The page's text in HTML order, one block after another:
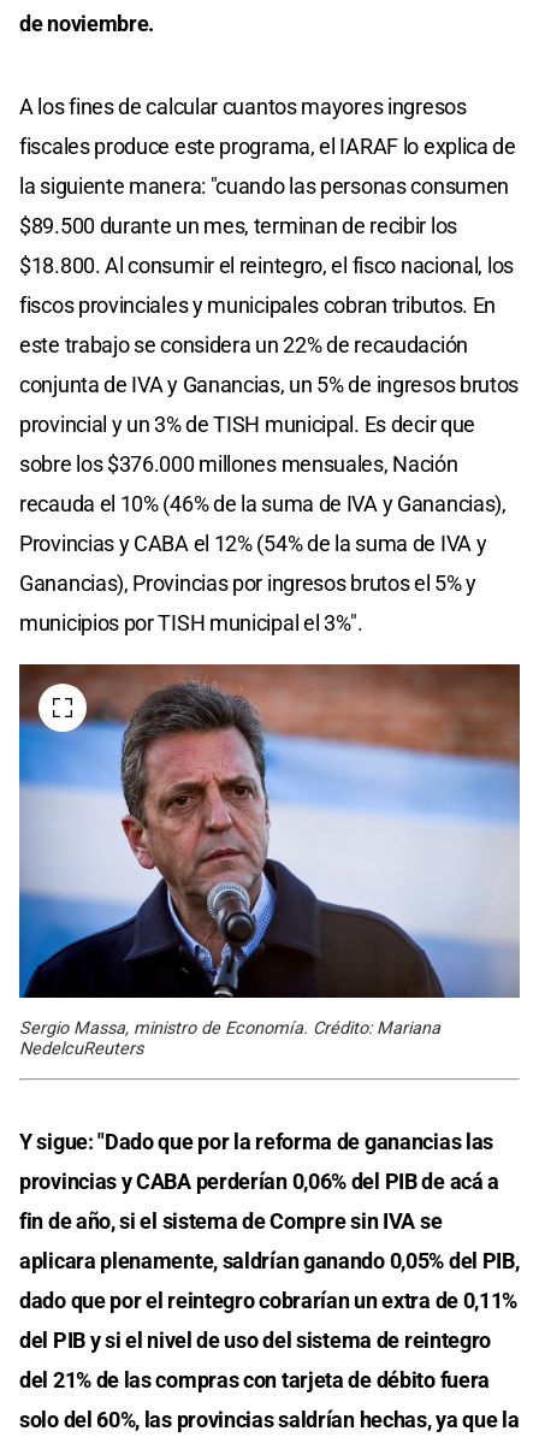
de noviembre.
A los fines de calcular cuantos mayores ingresos
fiscales produce este programa, el IARAF lo explica de
la siguiente manera: "cuando las personas consumen
$89.500 durante un mes, terminan de recibir los
$18.800. Al consumir el reintegro, el fisco nacional, los
fiscos provinciales y municipales cobran tributos. En
este trabajo se considera un 22% de recaudación
conjunta de IVA y Ganancias, un 5% de ingresos brutos
provincial y un 3% de TISH municipal. Es decir que
sobre los $376.000 millones mensuales, Nación
recauda el 10% (46% de la suma de IVA y Ganancias),
Provincias y CABA el 12% (54% de la suma de IVA y
Ganancias), Provincias por ingresos brutos el 5% y
municipios por TISH municipal el 3%".
Sergio Massa, ministro de Economía. Crédito: Mariana
NedelcuReuters
Y sigue: "Dado que por la reforma de ganancias las
provincias y CABA perderían 0,06% del PIB de acá a
fin de año, si el sistema de Compre sin IVA se
aplicara plenamente, saldrían ganando 0,05% del PIB,
dado que por el reintegro cobrarían un extra de 0,11%
del PIB y si el nivel de uso del sistema de reintegro
del 21% de las compras con tarjeta de débito fuera
solo del 60%, las provincias saldrían hechas, ya que la